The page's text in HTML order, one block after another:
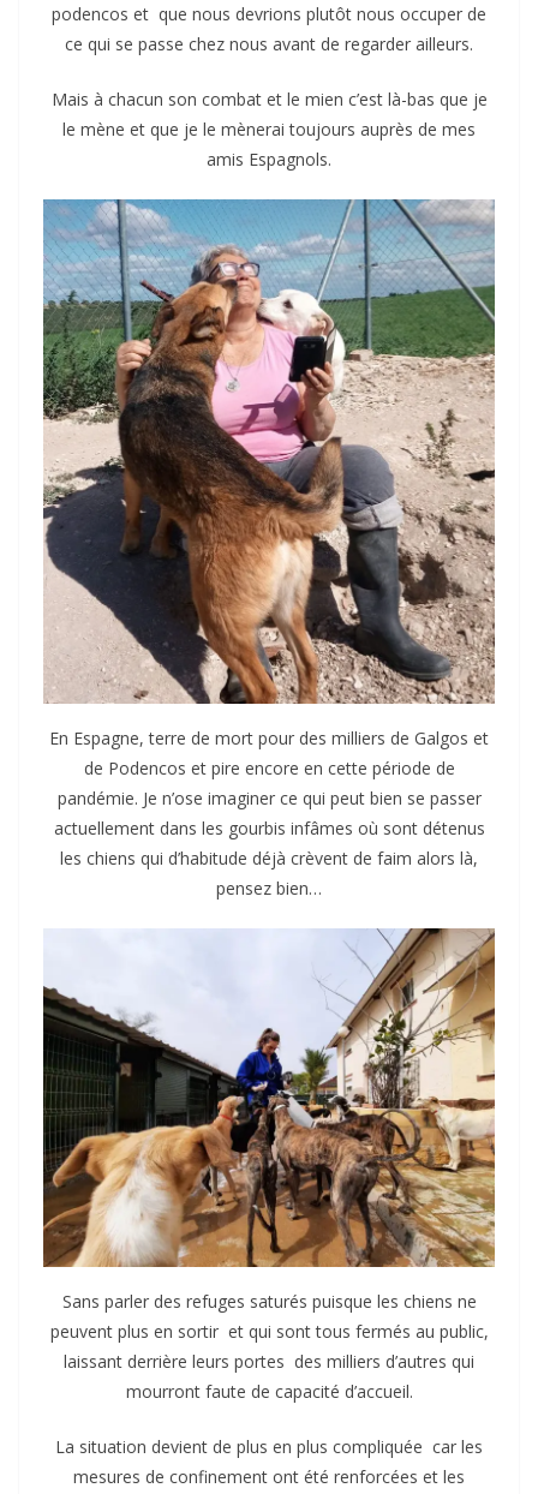
podencos et que nous devrions plutôt nous occuper de
ce qui se passe chez nous avant de regarder ailleurs.
Mais à chacun son combat et le mien c’est là-bas que je
le mène et que je le mènerai toujours auprès de mes
amis Espagnols.
En Espagne, terre de mort pour des milliers de Galgos et
de Podencos et pire encore en cette période de
pandémie. Je n’ose imaginer ce qui peut bien se passer
actuellement dans les gourbis infâmes où sont détenus
les chiens qui d’habitude déjà crèvent de faim alors là,
pensez bien…
Sans parler des refuges saturés puisque les chiens ne
peuvent plus en sortir et qui sont tous fermés au public,
laissant derrière leurs portes des milliers d’autres qui
mourront faute de capacité d’accueil.
La situation devient de plus en plus compliquée car les
mesures de confinement ont été renforcées et les